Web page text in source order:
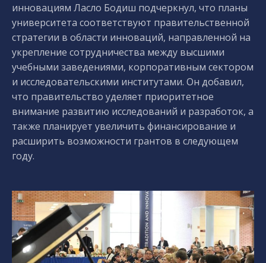
инновациям Ласло Бодиш подчеркнул, что планы
университета соответствуют правительственной
стратегии в области инноваций, направленной на
укрепление сотрудничества между высшими
учебными заведениями, корпоративным сектором
и исследовательскими институтами. Он добавил,
что правительство уделяет приоритетное
внимание развитию исследований и разработок, а
также планирует увеличить финансирование и
расширить возможности грантов в следующем
году.